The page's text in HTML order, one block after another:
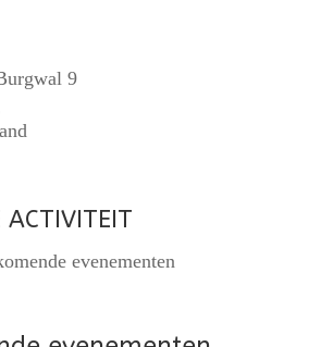
9
ACTIVITEIT
evenementen